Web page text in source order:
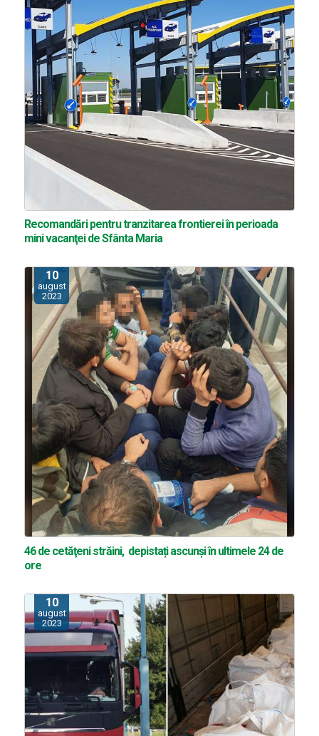
Recomandări pentru tranzitarea frontierei în perioada
mini vacanţei de Sfânta Maria
10
august
2023
46 de cetăţeni străini, depistați ascunși în ultimele 24 de
ore
10
august
2023